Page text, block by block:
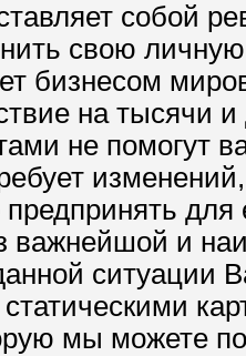
собой
свою
бизнесом
на
не помогут
важнейшой и
ситуации
мы можете